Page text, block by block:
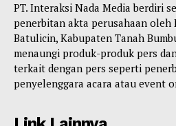
PT. Interaksi Nada Media berdiri
penerbitan akta perusahaan oleh
Batulicin, Kabupaten Tanah
menaungi produk-produk pers
terkait dengan pers seperti
penyelenggara acara atau event